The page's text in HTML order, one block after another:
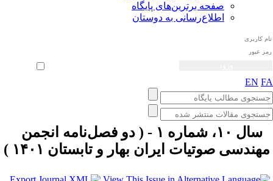
صفحه برترین‌های پایگاه
اطلاع‌رسانی به دوستان
ورود خودکار
EN
سال ۱۰، شماره ۱ - ( دو فصل‌نامه انجمن
صوتیات ايران بهار و تابستان ۱۴۰۱ )